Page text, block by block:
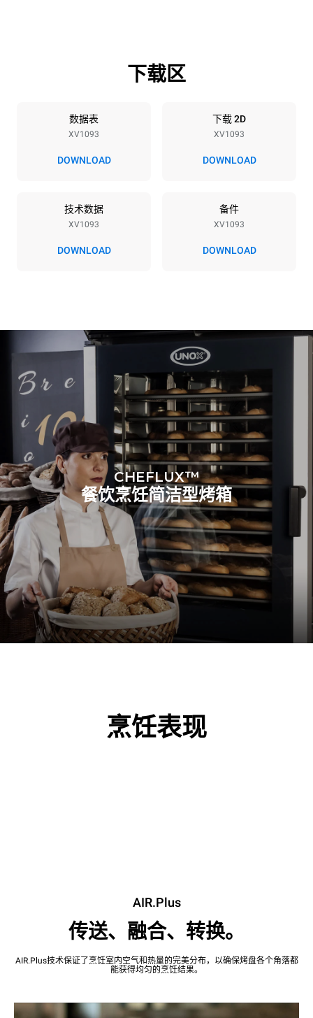
烤盘规格
20 GN 1/1
烤盘间距
380-415V 3N~ / 220-240V
3~
29,7 kW
下载区
数据表
XV1093
DOWNLOAD
下载 2D
XV1093
DOWNLOAD
技术数据
XV1093
DOWNLOAD
备件
XV1093
DOWNLOAD
CHEFLUX™
餐饮烹饪简洁型烤箱
烹饪表现
AIR.Plus
传送、融合、转换。
AIR.Plus技术保证了烹饪室内空气和热量的完美分布，以确保烤盘各个角落都
能获得均匀的烹饪结果。